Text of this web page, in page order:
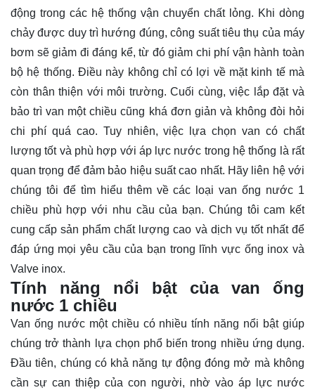
động trong các hệ thống vận chuyển chất lỏng. Khi dòng
chảy được duy trì hướng đúng, công suất tiêu thụ của máy
bơm sẽ giảm đi đáng kể, từ đó giảm chi phí vận hành toàn
bộ hệ thống. Điều này không chỉ có lợi về mặt kinh tế mà
còn thân thiện với môi trường. Cuối cùng, việc lắp đặt và
bảo trì van một chiều cũng khá đơn giản và không đòi hỏi
chi phí quá cao. Tuy nhiên, việc lựa chọn van có chất
lượng tốt và phù hợp với áp lực nước trong hệ thống là rất
quan trọng để đảm bảo hiệu suất cao nhất. Hãy liên hệvới
chúng tôi để tìm hiểu thêm về các loại van ống nước 1
chiều phù hợp với nhu cầu của bạn. Chúng tôi cam kết
cung cấp sản phẩm chất lượng cao và dịch vụ tốt nhất để
đáp ứng mọi yêu cầu của bạn trong lĩnh vực ống inox và
Valve inox.
Tính năng nổi bật của van ống
nước 1 chiều
Van ống nước một chiều có nhiều tính năng nổi bật giúp
chúng trở thành lựa chọn phổ biến trong nhiều ứng dụng.
Đầu tiên, chúng có khả năng tự động đóng mở mà không
cần sự can thiệp của con người, nhờ vào áp lực nước